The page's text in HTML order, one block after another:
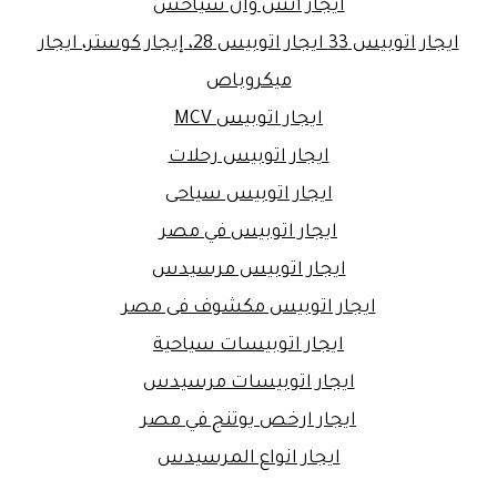
ايجار اتش وان سياحس
ايجار اتوبيس 33 ايجار اتوبيس 28، إيجار كوستر، ايجار
ميكروباص
ايجار اتوبيس MCV
ايجار اتوبيس رحلات
ايجار اتوبيس سياحى
ايجار اتوبيس في مصر
ايجار اتوبيس مرسيدس
ايجار اتوبيس مكشوف فى مصر
ايجار اتوبيسات سياحية
ايجار اتوبيسات مرسيدس
ايجار ارخص يوتنج في مصر
ايجار انواع المرسيدس